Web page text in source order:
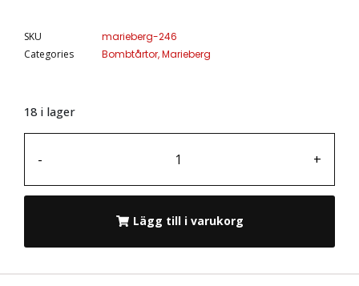
SKU
marieberg-246
Categories
Bombtårtor,Marieberg
18 i lager
- +
Lägg till i varukorg